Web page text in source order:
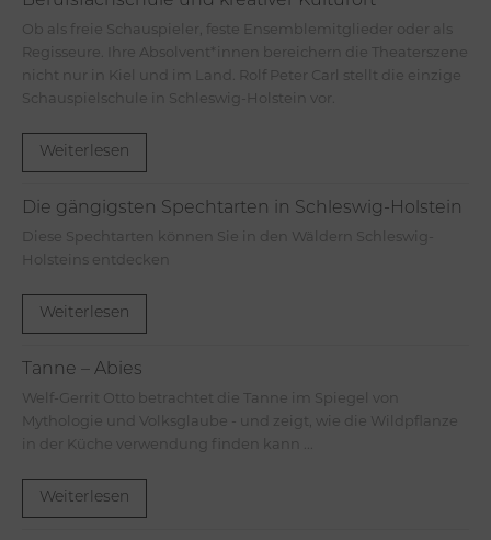
Ob als freie Schauspieler, feste Ensemblemitglieder oder als
Regisseure. Ihre Absolvent*innen bereichern die Theaterszene
nicht nur in Kiel und im Land. Rolf Peter Carl stellt die einzige
Schauspielschule in Schleswig-Holstein vor.
Weiterlesen
Die gängigsten Spechtarten in Schleswig-Holstein
Diese Spechtarten können Sie in den Wäldern Schleswig-
Holsteins entdecken
Weiterlesen
Tanne – Abies
Welf-Gerrit Otto betrachtet die Tanne im Spiegel von
Mythologie und Volksglaube - und zeigt, wie die Wildpflanze
in der Küche verwendung finden kann ...
Weiterlesen